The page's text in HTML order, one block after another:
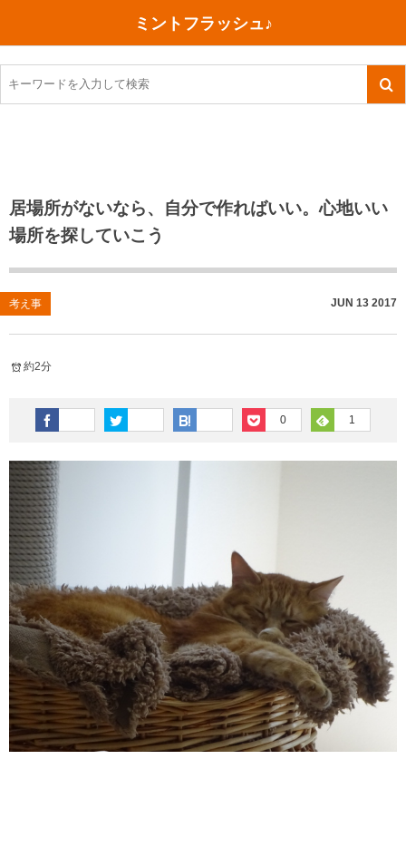
ミントフラッシュ♪
居場所がないなら、自分で作ればいい。心地いい
場所を探していこう
考え事 JUN 13 2017
約2分
0 1
TOEIC感想・結果
TOEIC800点への道
TOEIC（作戦・ノウハウなど）
TOEIC700点への道
英単語
その他英語関連
今日買った本
ご朱印帳めぐり
川越（埼玉県）
沖縄
神戸
行ってきたあれこれ
旅行関連あれこれ
ファスティング
コスメ
ダイエット
健康あれこれ
美容あれこれ
食べ物
今日の一枚
月、星、宇宙